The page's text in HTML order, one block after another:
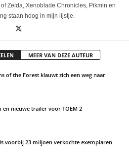
Zelda, Xenoblade Chronicles, Pikmin en
staan hoog in mijn lijstje.
MEER VAN DEZE AUTEUR
of the Forest klauwt zich een weg naar
en nieuwe trailer voor TOEM 2
voorbij 23 miljoen verkochte exemplaren